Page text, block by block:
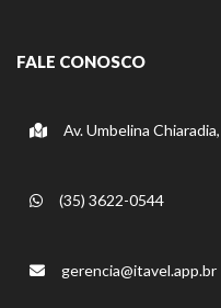
FALE CONOSCO
Av. Umbelina
(35) 3622-0544
gerencia@itavel.app.br